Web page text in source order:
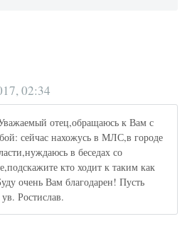
02:34
отец,обращаюсь к Вам с
сейчас нахожусь в МЛС,в городе
в беседах со
кто ходит к таким как
очень Вам благодарен! Пусть
Ростислав.